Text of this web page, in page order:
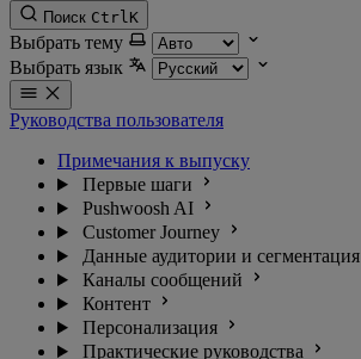
Поиск CtrlK
Выбрать тему
Выбрать язык
Руководства пользователя
Примечания к выпуску
Первые шаги
Pushwoosh AI
Customer Journey
Данные аудитории и сегментация
Каналы сообщений
Контент
Персонализация
Практические руководства